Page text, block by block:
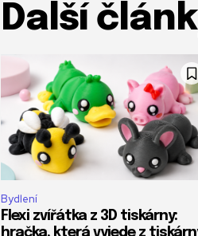
Další
Bydlení
Flexi zvířátka z 3D tiskárny:
hračka, která vyjede z